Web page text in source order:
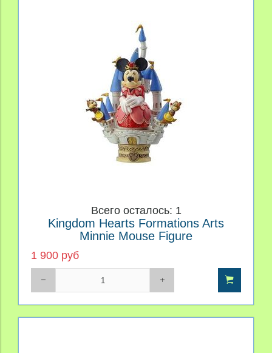
Всего осталось: 1
Kingdom Hearts Formations Arts
Minnie Mouse Figure
1 900 руб